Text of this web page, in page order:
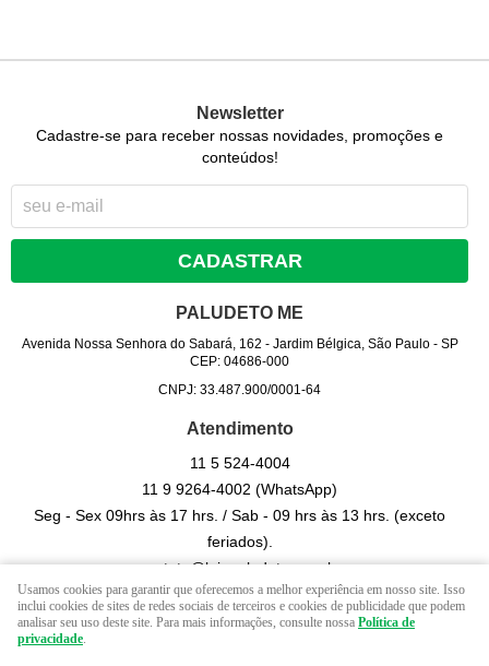
Newsletter
Cadastre-se para receber nossas novidades, promoções e
conteúdos!
CADASTRAR
PALUDETO ME
Avenida Nossa Senhora do Sabará, 162 - Jardim Bélgica, São Paulo- SP
CEP: 04686-000
CNPJ: 33.487.900/0001-64
Atendimento
11 5524-4004
11 9 9264-4002(WhatsApp)
Seg - Sex 09hrs às 17 hrs. / Sab - 09 hrs às 13 hrs. (exceto
feriados).
contato@lojapaludeto.com.br
LOJA VIRTUAL CRIADA POR
Usamos cookies para garantir que oferecemos a melhor experiência em nosso site. Isso
inclui cookies de sites de redes sociais de terceiros e cookies de publicidade que podem
analisar seu uso deste site. Para mais informações, consulte nossa Política de
privacidade.